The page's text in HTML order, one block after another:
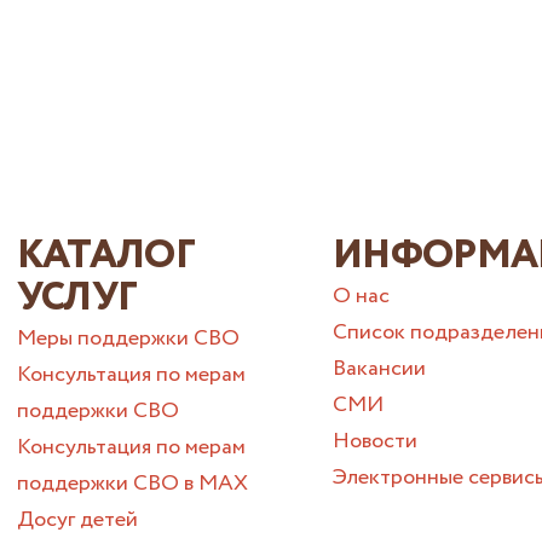
КАТАЛОГ
УСЛУГ
Меры поддержки СВО
Консультация по мерам
поддержки СВО
Консультация по мерам
поддержки СВО в МАХ
Досуг детей
О нас
Список
Вакансии
СМИ
Новости
Электронные